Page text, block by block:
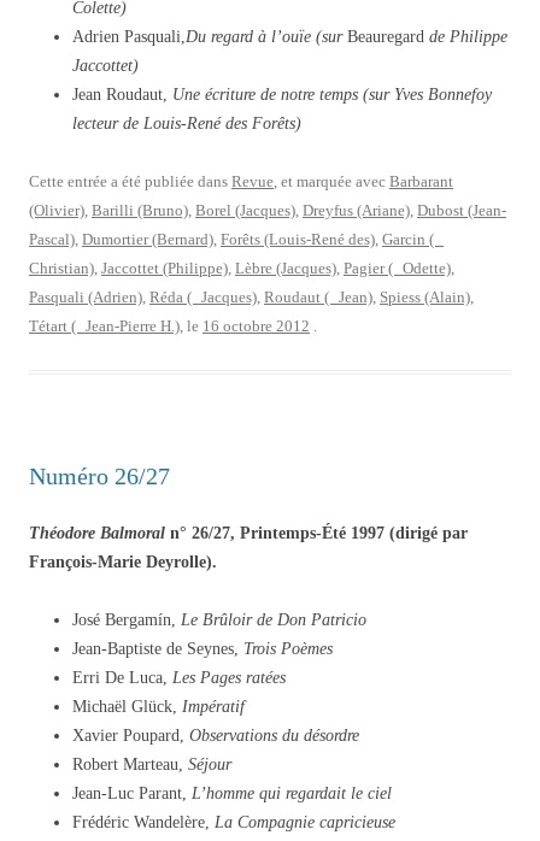
Colette)
Adrien Pasquali,Du regard à l’ouïe (surBeauregard de Philippe
Jaccottet)
Jean Roudaut, Une écriture de notre temps (sur Yves Bonnefoy
lecteur de Louis-René des Forêts)
Cette entrée a été publiée dans Revue, et marquée avec Barbarant
(Olivier), Barilli (Bruno), Borel (Jacques), Dreyfus (Ariane), Dubost (Jean-
Pascal), Dumortier (Bernard), Forêts (Louis-René des), Garcin (
Christian), Jaccottet (Philippe), Lèbre (Jacques), Pagier ( Odette),
Pasquali (Adrien), Réda ( Jacques), Roudaut ( Jean), Spiess (Alain),
Tétart ( Jean-Pierre H.), le 16 octobre 2012 .
Numéro 26/27
Théodore Balmoral n° 26/27, Printemps-Été 1997 (dirigé par
François-Marie Deyrolle).
José Bergamín, Le Brûloir de Don Patricio
Jean-Baptiste de Seynes, Trois Poèmes
Erri De Luca, Les Pages ratées
Michaël Glück, Impératif
Xavier Poupard, Observations du désordre
Robert Marteau, Séjour
Jean-Luc Parant, L’homme qui regardait le ciel
Frédéric Wandelère, La Compagnie capricieuse